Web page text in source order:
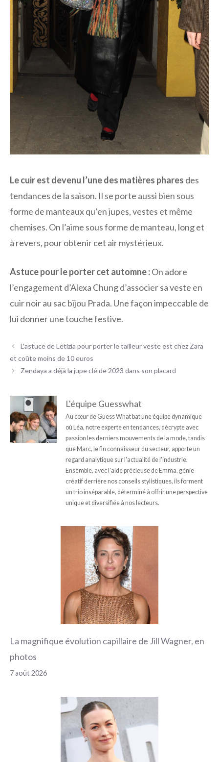
Le cuir est devenu l’une des matières phares des
tendances de la saison. Il se porte aussi bien sous
forme de manteaux qu’en jupes, vestes et même
chemises. On l’aime sous forme de manteau, long et
à revers, pour obtenir cet air mystérieux.
Astuce pour le porter cet automne :On adore
l’engagement d’Alexa Chung d’associer sa veste en
cuir noir au sac bijou Prada. Une façon impeccable de
lui donner une touche festive.
L’astuce de Letizia pour porter le tailleur veste est chez Zara
et coûte moins de 10 euros
Zendaya a déjà la jupe clé de 2023 dans son placard
L'équipe Guesswhat
Au cœur de Guess What bat une équipe dynamique
où Léa, notre experte en tendances, décrypte avec
passion les derniers mouvements de la mode, tandis
que Marc, le fin connaisseur du secteur, apporte un
regard analytique sur l'actualité de l'industrie.
Ensemble, avec l'aide précieuse de Emma, génie
créatif derrière nos conseils stylistiques, ils forment
un trio inséparable, déterminé à offrir une perspective
unique et diversifiée à nos lecteurs.
La magnifique évolution capillaire de Jill Wagner, en
photos
7 août 2026